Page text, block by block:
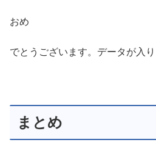
おめ
でとうございます。データが入り
まとめ